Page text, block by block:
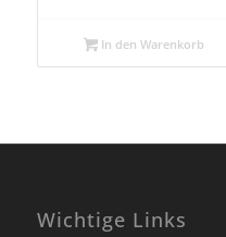
In den Warenkorb
Wichtige Links